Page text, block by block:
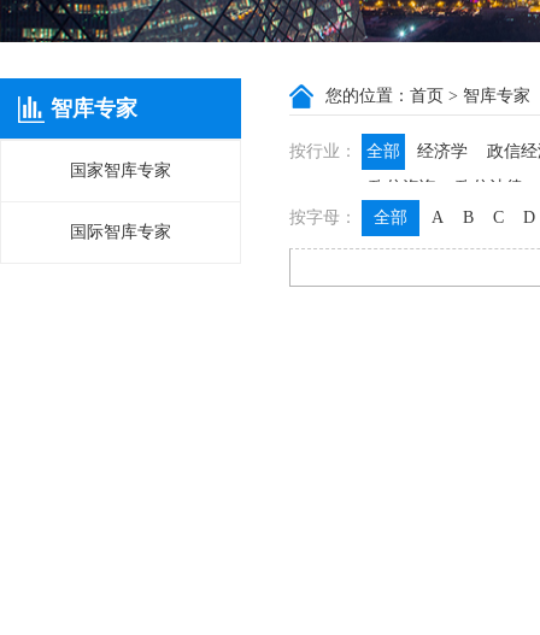
智库专家
国家智库专家
国际智库专家
您的位置： 首页 > 智库专家
按行业： 全部 经济学
政信
政信咨询
政信法律
按字母：
全部 A B C D